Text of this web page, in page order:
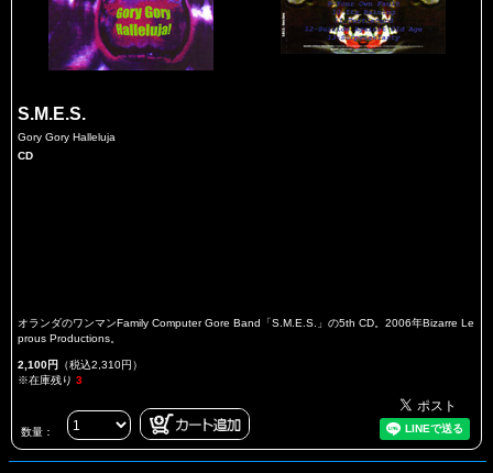
S.M.E.S.
Gory Gory Halleluja
CD
オランダのワンマンFamily Computer Gore Band「S.M.E.S.」の5th CD。2006年Bizarre Le
prous Productions。
2,100円 （税込2,310円）
※在庫残り 3
数量：